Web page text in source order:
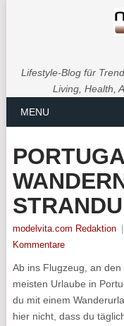
Lifestyle-Blog für
Living, Health,
MENU
modelvita.com Redaktion
Kommentare
Ab ins Flugzeug, an
meisten Urlaube in
du mit einem
hier nicht, dass du